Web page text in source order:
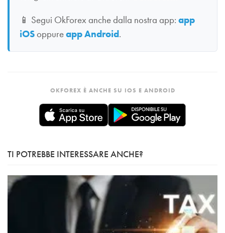
📱 Segui OkForex anche dalla nostra app: app
iOSoppureapp Android.
OKFOREX È ANCHE SU IOS E ANDROID
TI POTREBBE INTERESSARE ANCHE?